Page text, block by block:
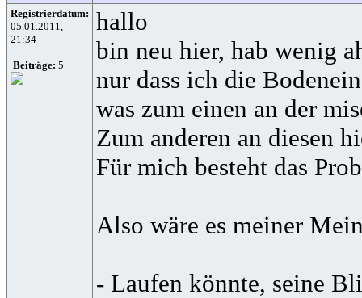
Registrierdatum:
05.01.2011,
21:34
Beiträge: 5
hallo
bin neu hier, hab wenig
nur dass ich die
was zum einen an der
Zum anderen an diesen
Für mich besteht das
Also wäre es meiner
- Laufen könnte, seine